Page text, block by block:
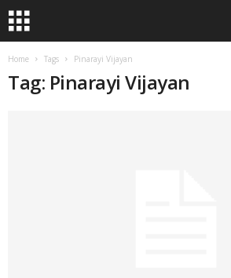
Home Tags Pinarayi Vijayan
Tag: Pinarayi Vijayan